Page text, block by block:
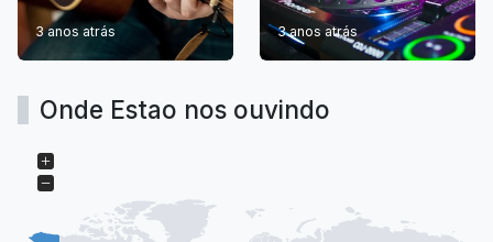
3 anos atrás 3 anos atrás
Onde Estao nos ouvindo